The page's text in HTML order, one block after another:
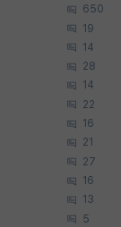
650
19
14
28
14
22
16
21
27
16
13
5